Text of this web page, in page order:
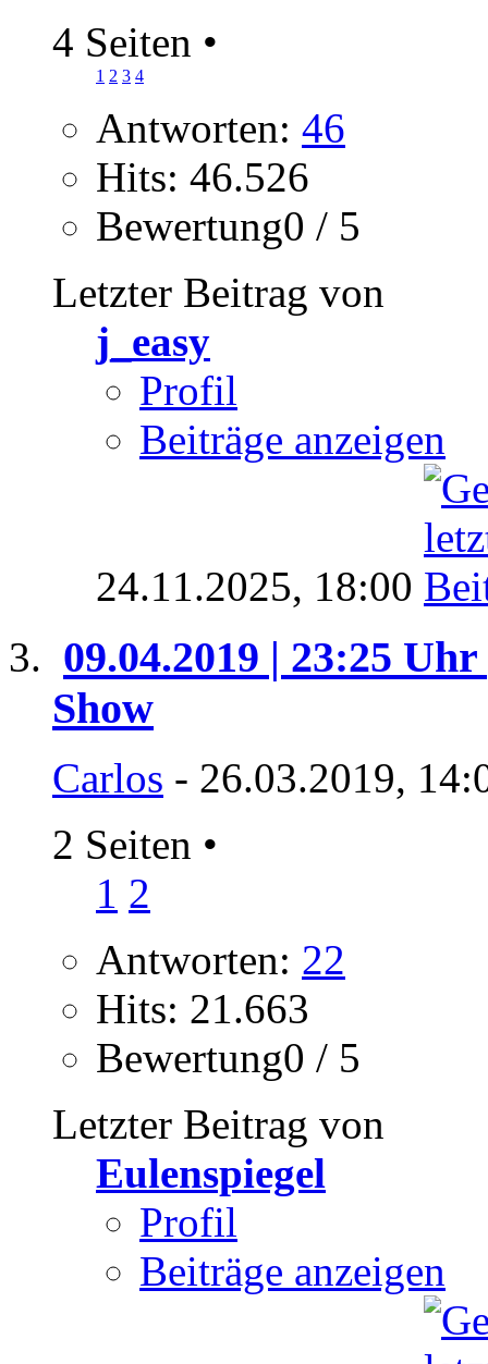
4 Seiten •
1 2 3 4
Antworten: 46
Hits: 46.526
Bewertung0 / 5
Letzter Beitrag von
j_easy
Profil
Beiträge anzeigen
24.11.2025, 18:00
09.04.2019 | 23:25
Show
Carlos - 26.03.2019,
2 Seiten •
1 2
Antworten: 22
Hits: 21.663
Bewertung0 / 5
Letzter Beitrag von
Eulenspiegel
Profil
Beiträge anzeigen